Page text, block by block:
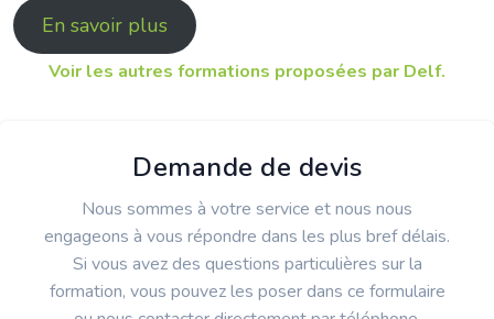
En savoir plus
Voir les autres formations proposées par Delf.
Demande de devis
Nous sommes à votre service et nous nous
engageons à vous répondre dans les plus bref délais.
Si vous avez des questions particulières sur la
formation, vous pouvez les poser dans ce formulaire